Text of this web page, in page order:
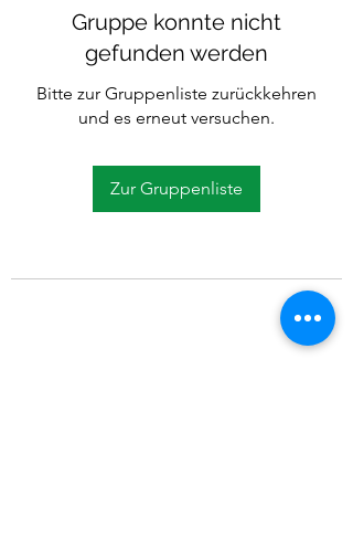
Gruppe konnte nicht
gefunden werden
Bitte zur Gruppenliste zurückkehren
und es erneut versuchen.
Zur Gruppenliste